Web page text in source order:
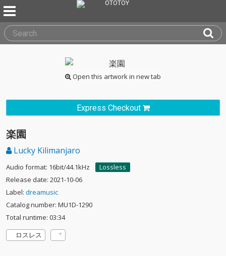
Open this artwork in new tab
Express Checkout
楽園
Lucky Kilimanjaro
Audio format: 16bit/44.1kHz
Lossless
Release date: 2021-10-06
Label: dreamusic
Catalog number: MU1D-1290
Total runtime: 03:34
ロスレス